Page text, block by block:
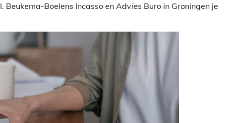
Boelens Incasso en Advies Buro in Groningen je